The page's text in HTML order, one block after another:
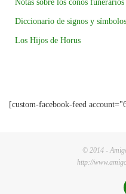
Notas sobre los conos
Diccionario de signos y
Los Hijos de Horus
[custom-facebook-feed
© 2014 -
http://